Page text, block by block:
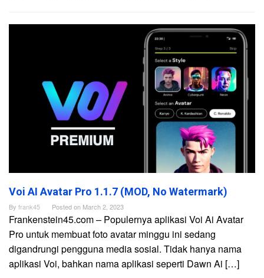
Voi AI Avatar Pro 1.1.7 (MOD, No Watermark)
By frank45 Posted on March 2, 2023
Frankenstein45.com – Populernya aplikasi Voi Ai Avatar
Pro untuk membuat foto avatar minggu ini sedang
digandrungi pengguna media sosial. Tidak hanya nama
aplikasi Voi, bahkan nama aplikasi seperti Dawn Ai […]